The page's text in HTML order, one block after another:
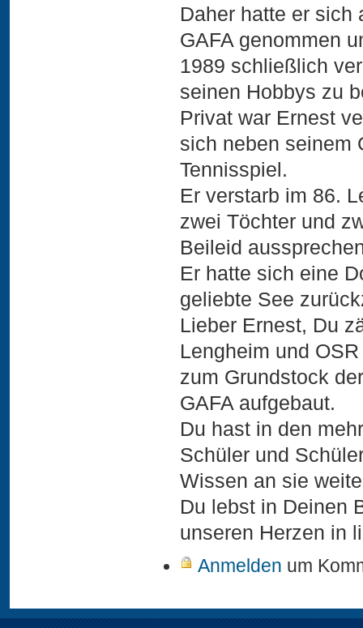
Daher hatte er sich
GAFA genommen
1989 schließlich
seinen Hobbys zu
Privat war Ernest
sich neben seinem
Tennisspiel.
Er verstarb im 86.
zwei Töchter und
Beileid
Er hatte sich eine
geliebte See
Lieber Ernest, Du
Lengheim und
zum Grundstock
GAFA aufgebaut.
Du hast in den
Schüler und
Wissen an sie
Du lebst in Deinen
unseren Herzen in
Anmelden um